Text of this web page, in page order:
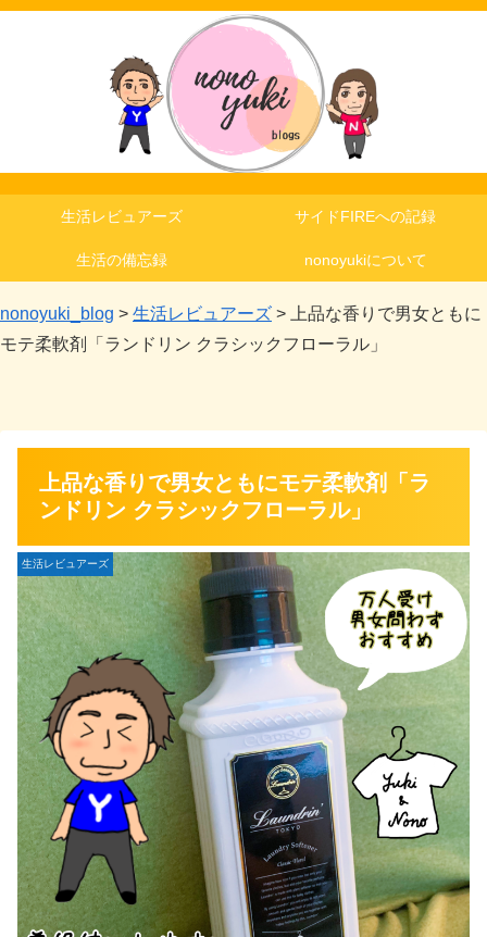
生活レビュアーズ サイドFIREへの記録
生活の備忘録 nonoyukiについて
nonoyuki_blog > 生活レビュアーズ >
上品な香りで男女ともに
モテ柔軟剤「ランドリン クラシックフローラル」
上品な香りで男女ともにモテ柔軟剤「ラ
ンドリン クラシックフローラル」
生活レビュアーズ